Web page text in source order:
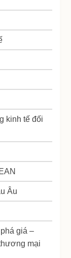
kinh tế đối
Âu
giá –
mại